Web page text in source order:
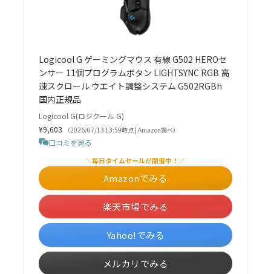
Logicool G ゲーミングマウス 有線 G502 HEROセ
ンサー 11個プログラムボタン LIGHTSYNC RGB 高
速スクロール ウエイト調整システム G502RGBh
国内正規品
Logicool G(ロジクール G)
¥9,603
（2026/07/13 13:59時点 | Amazon調べ）
口コミを見る
＼毎日タイムセールが開催中！／
Amazonでみる
楽天市場でみる
Yahoo!でみる
メルカリでみる